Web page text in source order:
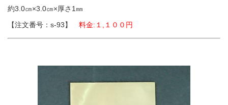
約3.0㎝×3.0㎝×厚さ1㎜
【注文番号：s-93】 料金:１,１００円